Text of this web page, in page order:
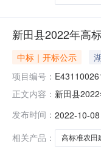
新田县2022年高
中标｜开标公示
项目编号：
正文内容： 新田县
设工程有限
发布时间： 2022-10-08
相关产品：
高标准农田